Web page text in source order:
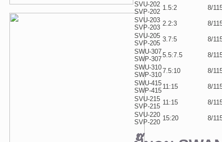
SVU-202
SVP-202
1.5:2
8/
SVU-203
SVP-203
2.2:3
8/
SVU-205
SVP-205
3.7:5
8/
SWU-307
SWP-307
5.5:7.5
8/
SWU-310
SWP-310
7.5:10
8/
SWU-415
SWP-415
11:15
8/
SVU-215
SVP-215
11:15
8/
SVU-220
SVP-220
15:20 8/